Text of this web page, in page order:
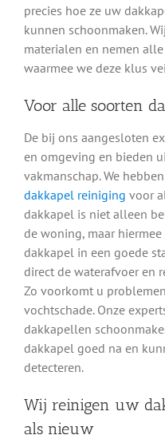
precies hoe ze uw
kunnen schoonmaken.
materialen en nemen
waarmee we deze klus
Voor alle soorten
De bij ons aangesloten
en omgeving en bieden
vakmanschap. We
dakkapel reiniging voor
dakkapel is niet alleen
de woning, maar
dakkapel in een goede
direct de waterafvoer en
Zo voorkomt u
vochtschade. Onze
dakkapellen
dakkapel goed na en
detecteren.
Wij reinigen uw
als nieuw